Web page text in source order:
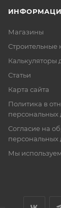
Магазины
Строительные
Калькуляторы
Статьи
Карта сайта
Политика в
персональных
Согласие на
персональных
Мы